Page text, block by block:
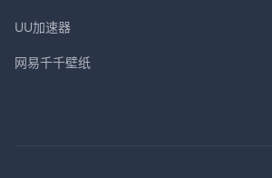
UU加速器
网易千千壁纸